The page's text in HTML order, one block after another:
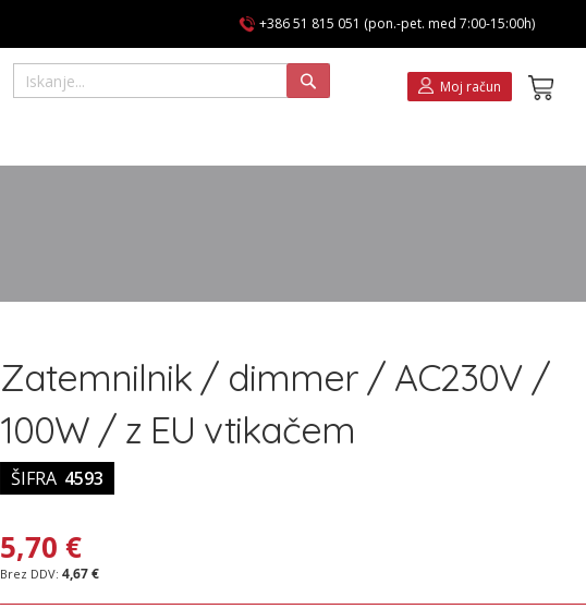
+386 51 815 051 (pon.-pet. med 7:00-15:00h)
Moj račun
Zatemnilnik / dimmer / AC230V /
100W / z EU vtikačem
ŠIFRA 4593
5,70 €
4,67 €